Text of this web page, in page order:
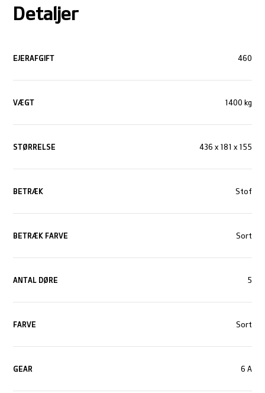
Detaljer
EJERAFGIFT 460
VÆGT 1400 kg
STØRRELSE 436 x 181 x 155
BETRÆK Stof
BETRÆK FARVE Sort
ANTAL DØRE 5
FARVE Sort
GEAR 6 A